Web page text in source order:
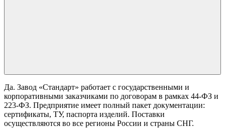
Да. Завод «Стандарт» работает с государственными и
корпоративными заказчиками по договорам в рамках 44-ФЗ и
223-ФЗ. Предприятие имеет полный пакет документации:
сертификаты, ТУ, паспорта изделий. Поставки
осуществляются во все регионы России и страны СНГ.